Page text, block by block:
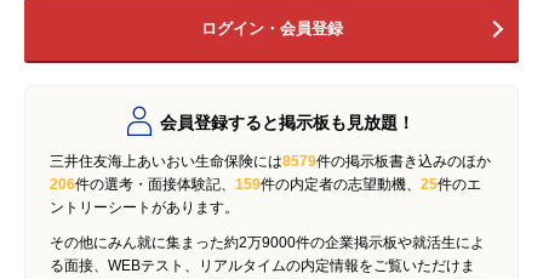
ログイン・会員登録
会員登録すると掲示板も見放題！
三井住友海上あいおい生命保険には8579件の掲示板書き込みのほか
206件の選考・面接体験記、 159件の内定者の志望動機、 25件のエ
ントリーシートがあります。
その他にみん就に集まった約2万9000件の企業掲示板や就活生によ
る面接、WEBテスト、リアルタイムの内定情報をご覧いただけま